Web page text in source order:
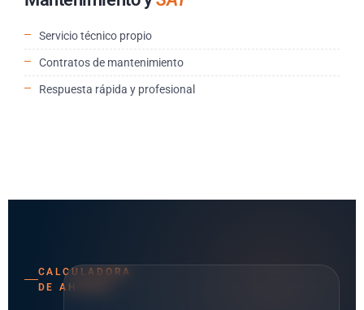
Servicio técnico propio
Contratos de mantenimiento
Respuesta rápida y profesional
CALCULADORA
DE AHORRO